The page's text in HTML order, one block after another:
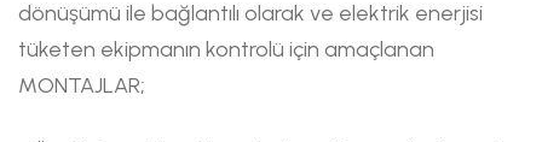
dönüşümü ile bağlantılı olarak ve elektrik enerjisi
tüketen ekipmanın kontrolü için amaçlanan
MONTAJLAR;